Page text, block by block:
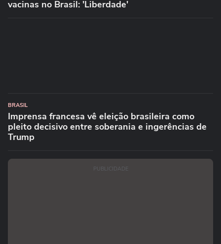
vacinas no Brasil: 'Liberdade'
BRASIL
Imprensa francesa vê eleição brasileira como
pleito decisivo entre soberania e ingerências de
Trump
PUBLICIDADE